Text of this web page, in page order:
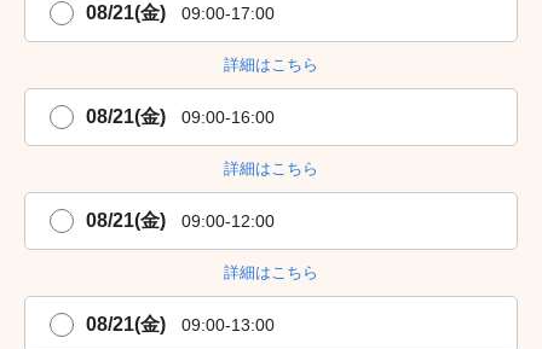
08/21(金) 09:00-17:00
詳細はこちら
08/21(金) 09:00-16:00
詳細はこちら
08/21(金) 09:00-12:00
詳細はこちら
08/21(金) 09:00-13:00